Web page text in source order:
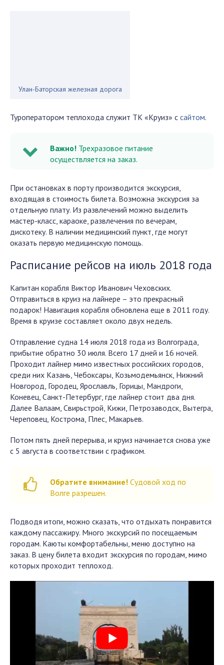
Улан-Баторская железная дорога
Туроператором теплохода служит ТК «Круиз» с сайтом.
Важно! Трехразовое питание
осуществляется на заказ.
При остановках в порту производится экскурсия,
входящая в стоимость билета. Возможна экскурсия за
отдельную плату. Из развлечений можно выделить
мастер-класс, караоке, развлечения по вечерам,
дискотеку. В наличии медицинский пункт, где могут
оказать первую медицинскую помощь.
Расписание рейсов на июль 2018 года
Капитан корабля Виктор Иванович Чеховских.
Отправиться в круиз на лайнере – это прекрасный
подарок! Навигация корабля обновлена еще в 2011 году.
Время в круизе составляет около двух недель.
Отправление судна 14 июля 2018 года из Волгограда,
прибытие обратно 30 июля. Всего 17 дней и 16 ночей.
Проходит лайнер мимо известных российских городов,
среди них Казань, Чебоксары, Козьмодемьянск, Нижний
Новгород, Городец, Ярославль, Горицы, Мандроги,
Коневец, Санкт-Петербург, где лайнер стоит два дня.
Далее Валаам, Свирьстрой, Кижи, Петрозаводск, Вытегра,
Череповец, Кострома, Плес, Макарьев.
Потом пять дней перерыва, и круиз начинается снова уже
с 5 августа в соответствии с графиком.
Обратите внимание! Судовой ход по
Волге разрешен.
Подводя итоги, можно сказать, что отдыхать понравится
каждому пассажиру. Много экскурсий по посещаемым
городам. Каюты комфортабельны, меню доступно на
заказ. В цену билета входит экскурсия по городам, мимо
которых проходит теплоход.